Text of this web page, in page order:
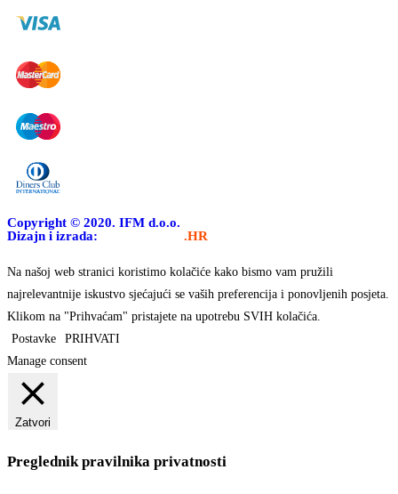
Copyright © 2020. IFM d.o.o.
Dizajn i izrada:
.HR
Na našoj web stranici koristimo kolačiće kako bismo vam pružili
najrelevantnije iskustvo sjećajući se vaših preferencija i ponovljenih posjeta.
Klikom na "Prihvaćam" pristajete na upotrebu SVIH kolačića.
Postavke
PRIHVATI
Manage consent
Zatvori
Preglednik pravilnika privatnosti